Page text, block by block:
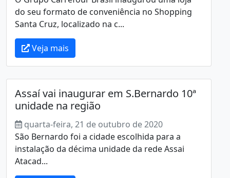
do seu formato de conveniência no Shopping
Santa Cruz, localizado na c...
Veja mais
Assaí vai inaugurar em S.Bernardo 10ª
unidade na região
quarta-feira, 21 de outubro de 2020
São Bernardo foi a cidade escolhida para a
instalação da décima unidade da rede Assai
Atacad...